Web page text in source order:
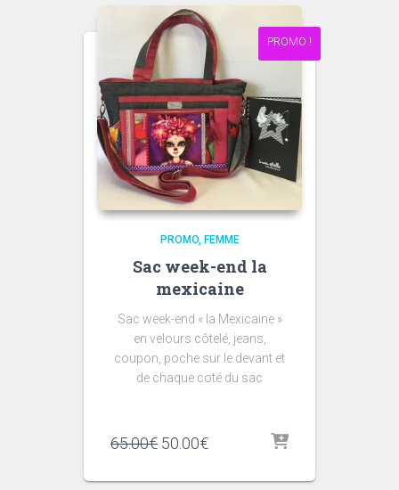
PROMO !
PROMO FEMME
Sac week-end la
mexicaine
Sac week-end « la Mexicaine »
en velours côtelé, jeans,
coupon, poche sur le devant et
de chaque coté du sac
65.00€ Le
initial
50.00€Le
actuel